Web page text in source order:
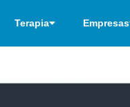
Terapia Empresas